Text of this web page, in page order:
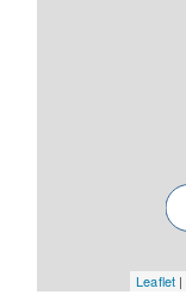
Leaflet |